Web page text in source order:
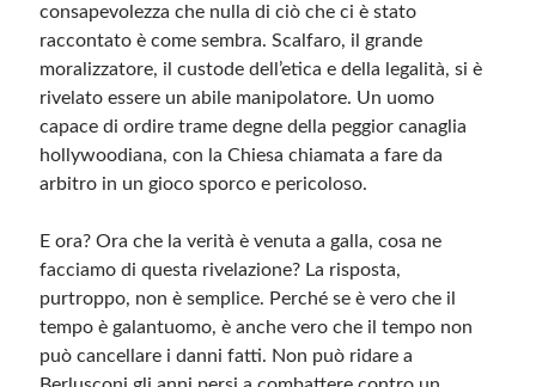
consapevolezza che nulla di ciò che ci è stato
raccontato è come sembra. Scalfaro, il grande
moralizzatore, il custode dell’etica e della legalità, si è
rivelato essere un abile manipolatore. Un uomo
capace di ordire trame degne della peggior canaglia
hollywoodiana, con la Chiesa chiamata a fare da
arbitro in un gioco sporco e pericoloso.
E ora? Ora che la verità è venuta a galla, cosa ne
facciamo di questa rivelazione? La risposta,
purtroppo, non è semplice. Perché se è vero che il
tempo è galantuomo, è anche vero che il tempo non
può cancellare i danni fatti. Non può ridare a